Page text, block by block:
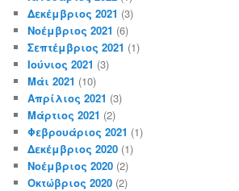
Δεκέμβριος 2021 (3)
Νοέμβριος 2021 (6)
Σεπτέμβριος 2021 (1)
Ιούνιος 2021 (3)
Μάι 2021 (10)
Απρίλιος 2021 (3)
Μάρτιος 2021 (2)
Φεβρουάριος 2021 (1)
Δεκέμβριος 2020 (1)
Νοέμβριος 2020 (2)
Οκτώβριος 2020 (2)